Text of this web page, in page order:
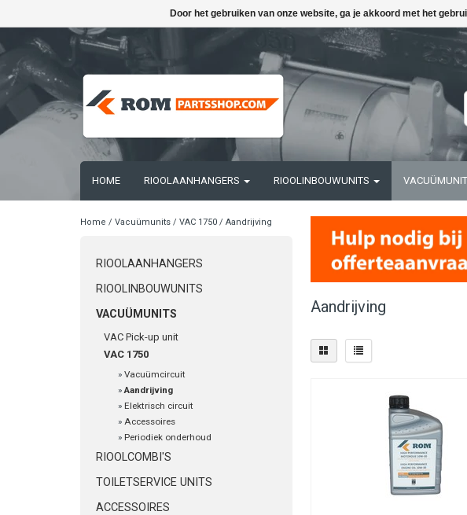
HOME RIOOLAANHANGERS RIOOLINBOUWUNITS
Home / Vacuümunits / VAC 1750 / Aandrijving
RIOOLAANHANGERS
RIOOLINBOUWUNITS
VACUÜMUNITS
VAC Pick-up unit
VAC 1750
» Vacuümcircuit
»Aandrijving
» Elektrisch circuit
» Accessoires
» Periodiek onderhoud
RIOOLCOMBI'S
TOILETSERVICE UNITS
ACCESSOIRES
Aandrijving
Door het gebruiken van onze website, ga je akkoord met het